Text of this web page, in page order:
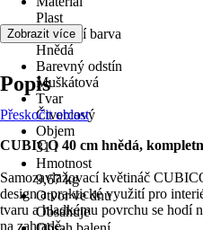
Plast
Základní barva
Hnědá
Barevný odstín
Muškátová
Tvar
Čtvercový
Objem
31 l
Hmotnost
9,67 kg
Otvor ve dnu
Obsahuje
Zobrazit více
Popis
Přeskočit oblast
CUBICO 40 cm hnědá,
Samozavlažovací květináč
design a praktické využití pro
tvaru a hladkému povrchu se hodí
na zahradě.